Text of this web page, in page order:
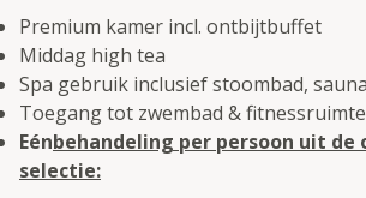
Premium kamer incl. ontbijtbuffet
Middag high tea
Spa gebruik inclusief stoombad,
Toegang tot zwembad & fitnessruimte
Eénbehandeling per persoon uit de
selectie: